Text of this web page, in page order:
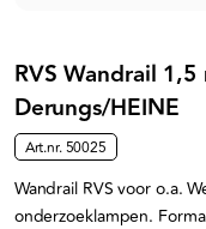
RVS Wandrail
Derungs/HEINE
Art.nr.50025
Wandrail RVS voor o.a.
onderzoeklampen.